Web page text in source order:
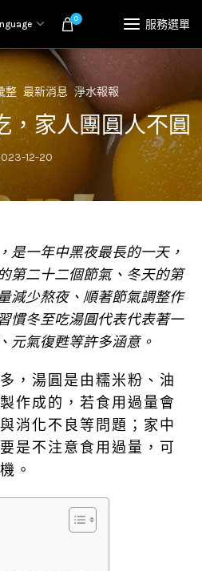
0 服務選單
整 最新消息 淨水報報
，家人團圓人不圓
12-20
是一年中黑夜最長的一天，
第二十二個節氣、冬天的第
減少熬夜、順著節氣調整作
慣冬至吃湯圓代表代表著一
元氣復甦等許多涵意。
，湯圓是由糯米粉、油
作成的，若食用過量會
消化不良等問題；家中
是不注意食用過量，可
。